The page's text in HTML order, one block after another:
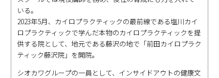
いる。
2023年5月、カイロプラクティックの最前線である塩川カイ
ロプラクティックで学んだ本物のカイロプラクティックを提
供する院として、地元である藤沢の地で「前田カイロプラク
ティック藤沢院」を開院。
シオカワグループの一員として、インサイドアウトの健康文